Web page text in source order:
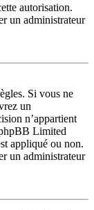
autorisation.
un administrateur
Si vous ne
un
n’appartient
Limited
appliqué ou non.
un administrateur